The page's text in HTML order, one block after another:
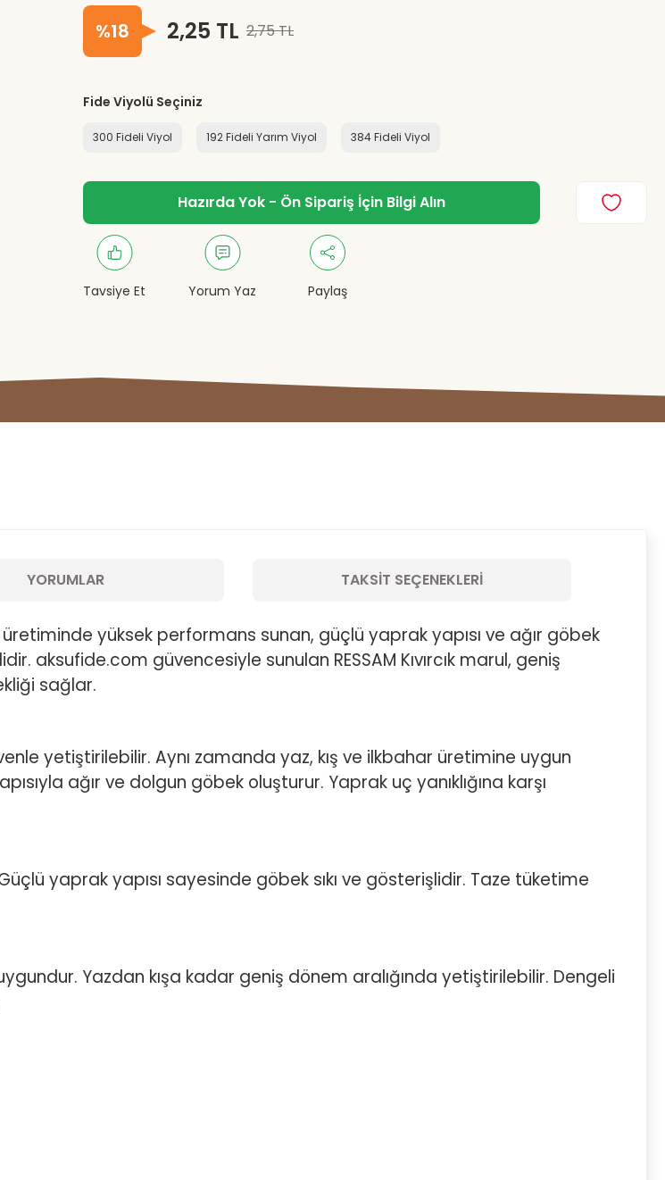
%18 2,25 TL 2,75 TL
Fide Viyolü Seçiniz
300 Fideli Viyol 192 Fideli Yarım Viyol 384 Fideli Viyol
Hazırda Yok - Ön Sipariş İçin Bilgi Alın
Tavsiye Et Yorum Yaz Paylaş
YORUMLAR TAKSIT SEÇENEKLERI
üretiminde yüksek performans sunan, güçlü yaprak yapısı ve ağır göbek
aksufide.com güvencesiyle sunulan RESSAM Kıvırcık marul, geniş
sağlar.
yetiştirilebilir. Aynı zamanda yaz, kış ve ilkbahar üretimine uygun
ağır ve dolgun göbek oluşturur. Yaprak uç yanıklığına karşı
Güçlü yaprak yapısı sayesinde göbek sıkı ve gösterişlidir. Taze tüketime
Yazdan kışa kadar geniş dönem aralığında yetiştirilebilir. Dengeli